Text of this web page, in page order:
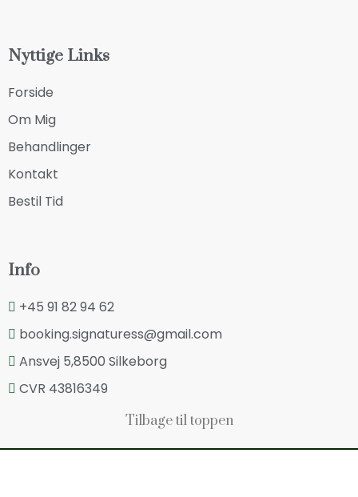
Nyttige Links
Forside
Om Mig
Behandlinger
Kontakt
Bestil Tid
Info
+45 91 82 94 62
booking.signaturess@gmail.com
Ansvej 5,8500 Silkeborg
CVR 43816349
Tilbage til toppen